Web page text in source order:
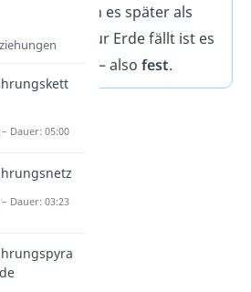
. Wenn es später als
wieder zur Erde fällt ist es
gefroren — alsofest.
Dauer: 05:00
Dauer: 03:23